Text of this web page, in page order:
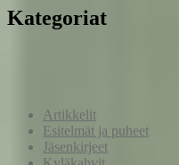
Kategoriat
Artikkelit
Esitelmät ja puheet
Jäsenkirjeet